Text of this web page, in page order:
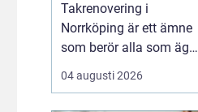
Takrenovering i
Norrköping är ett ämne
som berör alla som äger
hus, radhus eller
flerfamiljshus i området.
04 augusti 2026